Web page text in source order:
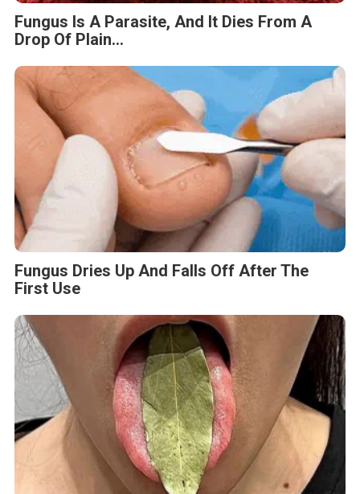
Fungus Is A Parasite, And It Dies From A
Drop Of Plain...
Fungus Dries Up And Falls Off After The
First Use